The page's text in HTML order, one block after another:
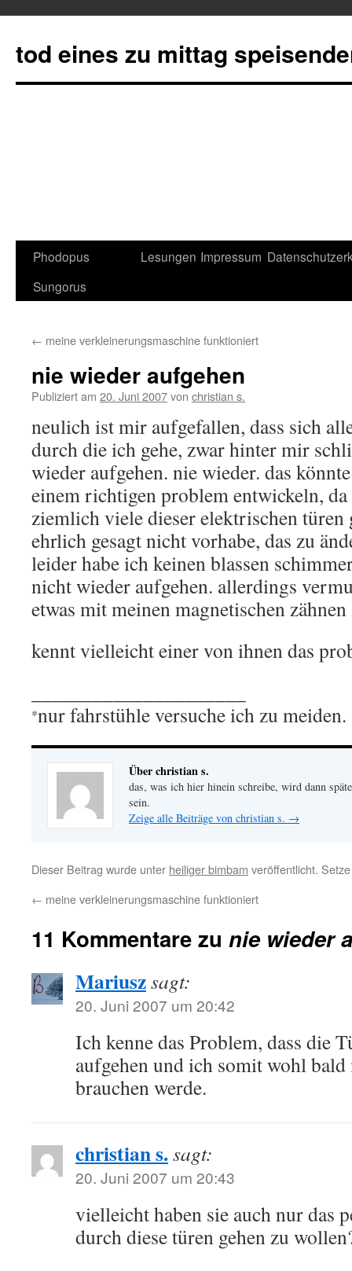
tod eines zu mittag
Springe
zum
Phodopus
Sungorus
Lesungen Impressum
← meine verkleinerungsmaschine funktioniert
nie wieder aufgehen
Publiziert am 20. Juni 2007von christian s.
neulich ist mir aufgefallen, dass sich
durch die ich gehe, zwar hinter mir
wieder aufgehen. nie wieder. das
einem richtigen problem entwickeln,
ziemlich viele dieser elektrischen türen
ehrlich gesagt nicht vorhabe, das zu
leider habe ich keinen blassen
nicht wieder aufgehen. allerdings
etwas mit meinen magnetischen
kennt vielleicht einer von ihnen das
*nur fahrstühle versuche ich zu meiden.
Über christian s.
das, was ich hier hinein schreibe, wird dann
sein.
Zeige alle Beiträge von christian s. →
Dieser Beitrag wurde unter heiliger bimbam veröffentlicht.
← meine verkleinerungsmaschine funktioniert
11 Kommentare zu nie wieder
Mariuszsagt:
20. Juni 2007 um 20:42
Ich kenne das Problem, dass die
aufgehen und ich somit wohl bald
brauchen werde.
christian s.sagt:
20. Juni 2007 um 20:43
vielleicht haben sie auch nur das
durch diese türen gehen zu